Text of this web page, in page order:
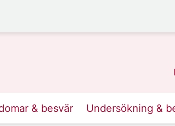
& besvär Undersökning &